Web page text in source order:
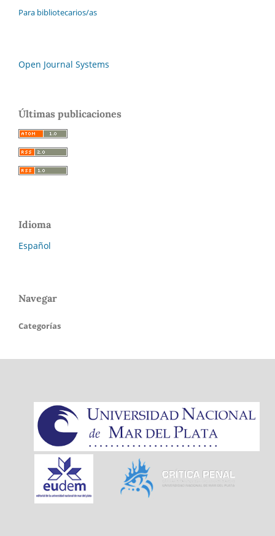
Para bibliotecarios/as
Open Journal Systems
Últimas publicaciones
Idioma
Español
Navegar
Categorías